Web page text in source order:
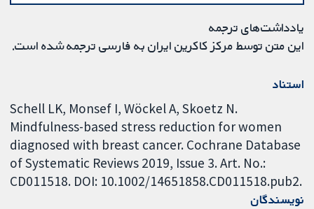
یادداشت‌های ترجمه
این متن توسط مرکز کاکرین ایران به فارسی ترجمه شده است.
استناد
Schell LK, Monsef I, Wöckel A, Skoetz N.
Mindfulness-based stress reduction for women
diagnosed with breast cancer. Cochrane Database
of Systematic Reviews 2019, Issue 3. Art. No.:
CD011518. DOI: 10.1002/14651858.CD011518.pub2.
نویسندگان